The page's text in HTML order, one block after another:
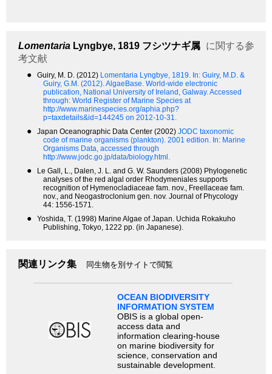
Lomentaria Lyngbye, 1819 フシツナギ属 に関する参
考文献
● Guiry, M. D. (2012) Lomentaria Lyngbye, 1819. In: Guiry, M.D. &
Guiry, G.M. (2012). AlgaeBase. World-wide electronic
publication, National University of Ireland, Galway. Accessed
through: World Register of Marine Species at
http://www.marinespecies.org/aphia.php?
p=taxdetails&id=144245 on 2012-10-31.
● Japan Oceanographic Data Center (2002) JODC taxonomic
code of marine organisms (plankton). 2001 edition. In: Marine
Organisms Data, accessed through
http://www.jodc.go.jp/data/biology.html.
●
Le Gall, L., Dalen, J. L. and G. W. Saunders (2008) Phylogenetic
analyses of the red algal order Rhodymeniales supports
recognition of Hymenocladiaceae fam. nov., Freellaceae fam.
nov., and Neogastroclonium gen. nov. Journal of Phycology
44: 1556-1571.
●
Yoshida, T. (1998) Marine Algae of Japan. Uchida Rokakuho
Publishing, Tokyo, 1222 pp. (in Japanese).
関連リンク集 同生物を別サイトで閲覧
OCEAN BIODIVERSITY
INFORMATION SYSTEM
OBIS is a global open-
access data and
information clearing-house
on marine biodiversity for
science, conservation and
sustainable development.